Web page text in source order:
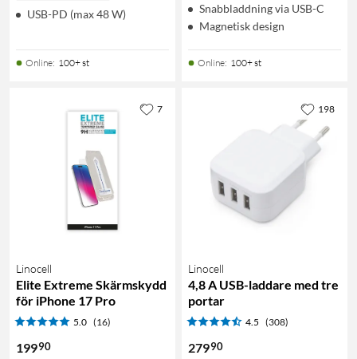
USB-PD (max 48 W)
Online: 100+ st
Snabbladdning via USB-C
Magnetisk design
Online: 100+ st
Linocell
Elite Extreme Skärmskydd
för iPhone 17 Pro
5.0 (16)
19990
7
Linocell
4,8 A USB-laddare med tre
portar
4.5 (308)
27990
198